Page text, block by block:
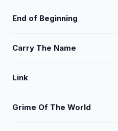
End of Beginning
Carry The Name
Link
Grime Of The World